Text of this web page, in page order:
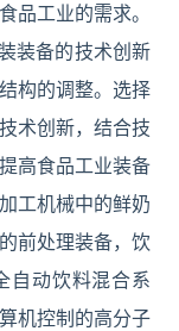
品工业的需求。
装备的技术创新
构的调整。选择
术创新，结合技
高食品工业装备
工机械中的鲜奶
前处理装备，饮
自动饮料混合系
机控制的高分子